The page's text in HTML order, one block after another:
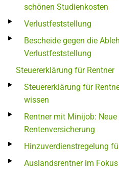
schönen Studienkosten
Verlustfeststellung
Bescheide gegen die
Verlustfeststellung
Steuererklärung für Rentner
Steuererklärung für
wissen
Rentner mit Minijob: Neue
Rentenversicherung
Hinzuverdienstregelung
Auslandsrentner im